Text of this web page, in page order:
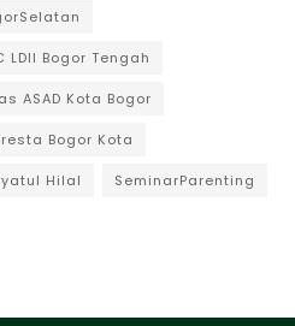
LDII Bogor Tengah
ASAD Kota Bogor
Bogor Kota
Hilal SeminarParenting